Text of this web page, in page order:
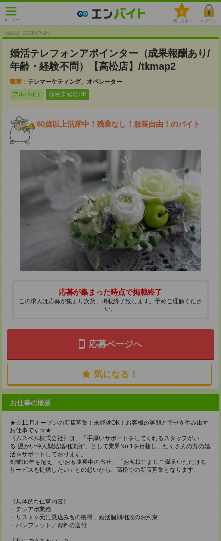
メニュー
0
気になる！ ログイン
掲載日 :2026/07/24
婚活テレフォンアポインター（成果報酬あり/
年齢・経験不問）【高松店】/tkmap2
職種： テレマーケティング、オペレーター
アルバイト
職種未経験OK
60歳以上活躍中！残業なし！服装自由！のバイト
応募が集まった時点で掲載終了
この求人は応募が集まり次第、掲載終了致します。予めご理解くださ
い。
応募ページへ
気になる！
お仕事の概要
★☆11月オープンの新店募集！未経験OK！お客様の笑顔と幸せを生み出す
お仕事です☆★
《ムスベル株式会社》は、「手厚いサポートをしてくれるスタッフがい
る“温かい仲人型結婚相談所”」として業界No.1を目指し、たくさんの方の婚
活をサポートしております。
創業30年を超え、なおも成長中の当社。「お客様によりご満足いただける
サービスを提供したい」との想いから、高松での新店募集となります。
--------------------
《具体的な仕事内容》
・テレアポ業務
・リストを元に見込み客の獲得、婚活個別相談のお約束
・パンフレット／資料の送付